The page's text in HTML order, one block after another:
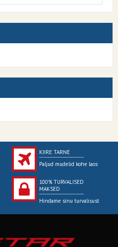
KIIRE TARNE
Paljud mudelid kohe laos
100% TURVALISED
MAKSED
Hindame sinu turvalisust